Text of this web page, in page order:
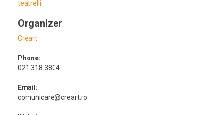
teatrelli
Organizer
Creart
Phone:
021 318 3804
Email:
comunicare@creart.ro